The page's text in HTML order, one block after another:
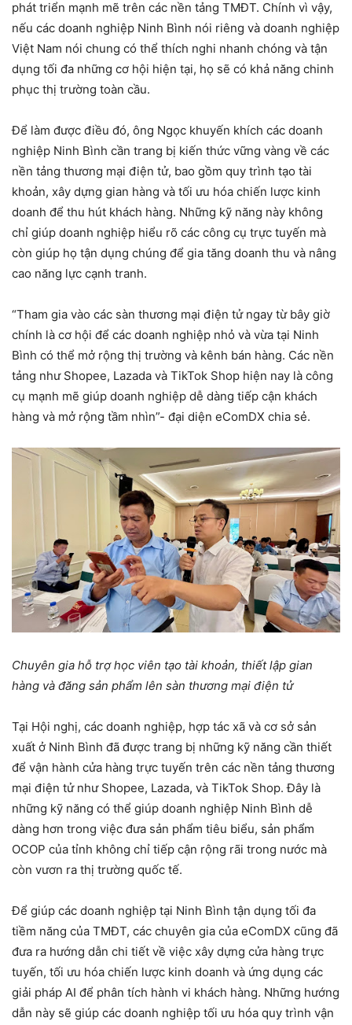
phát triển mạnh mẽ trên các nền tảng TMĐT. Chính vì vậy,
nếu các doanh nghiệp Ninh Bình nói riêng và doanh nghiệp
Việt Nam nói chung có thể thích nghi nhanh chóng và tận
dụng tối đa những cơ hội hiện tại, họ sẽ có khả năng chinh
phục thị trường toàn cầu.
Để làm được điều đó, ông Ngọc khuyến khích các doanh
nghiệp Ninh Bình cần trang bị kiến thức vững vàng về các
nền tảng thương mại điện tử, bao gồm quy trình tạo tài
khoản, xây dựng gian hàng và tối ưu hóa chiến lược kinh
doanh để thu hút khách hàng. Những kỹ năng này không
chỉ giúp doanh nghiệp hiểu rõ các công cụ trực tuyến mà
còn giúp họ tận dụng chúng để gia tăng doanh thu và nâng
cao năng lực cạnh tranh.
“Tham gia vào các sàn thương mại điện tử ngay từ bây giờ
chính là cơ hội để các doanh nghiệp nhỏ và vừa tại Ninh
Bình có thể mở rộng thị trường và kênh bán hàng. Các nền
tảng như Shopee, Lazada và TikTok Shop hiện nay là công
cụ mạnh mẽ giúp doanh nghiệp dễ dàng tiếp cận khách
hàng và mở rộng tầm nhìn”- đại diện eComDX chia sẻ.
Chuyên gia hỗ trợ học viên tạo tài khoản, thiết lập gian
hàng và đăng sản phẩm lên sàn thương mại điện tử
Tại Hội nghị, các doanh nghiệp, hợp tác xã và cơ sở sản
xuất ở Ninh Bình đã được trang bị những kỹ năng cần thiết
để vận hành cửa hàng trực tuyến trên các nền tảng thương
mại điện tử như Shopee, Lazada, và TikTok Shop. Đây là
những kỹ năng có thể giúp doanh nghiệp Ninh Bình dễ
dàng hơn trong việc đưa sản phẩm tiêu biểu, sản phẩm
OCOP của tỉnh không chỉ tiếp cận rộng rãi trong nước mà
còn vươn ra thị trường quốc tế.
Để giúp các doanh nghiệp tại Ninh Bình tận dụng tối đa
tiềm năng của TMĐT, các chuyên gia của eComDX cũng đã
đưa ra hướng dẫn chi tiết về việc xây dựng cửa hàng trực
tuyến, tối ưu hóa chiến lược kinh doanh và ứng dụng các
giải pháp AI để phân tích hành vi khách hàng. Những hướng
dẫn này sẽ giúp các doanh nghiệp tối ưu hóa quy trình vận